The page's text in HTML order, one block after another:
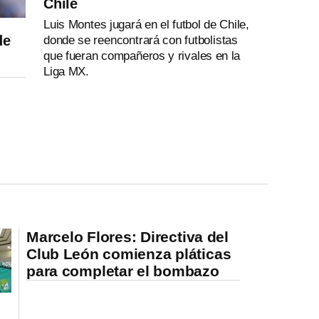
Chile
Luis Montes jugará en el futbol de Chile,
donde se reencontrará con futbolistas
que fueran compañeros y rivales en la
Liga MX.
Marcelo Flores: Directiva del
Club León comienza pláticas
para completar el bombazo